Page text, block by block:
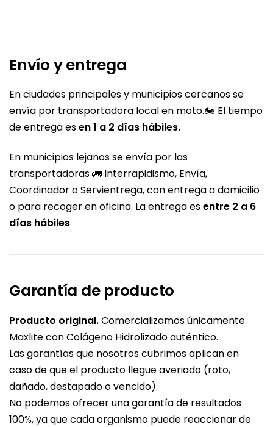
Envío y entrega
En ciudades principales y municipios cercanos se
envía por transportadora local en moto.🏍️ El tiempo
de entrega esen 1 a 2 días hábiles.
En municipios lejanos se envía por las
transportadoras 🚛 Interrapidismo, Envía,
Coordinador o Servientrega, con entrega a domicilio
o para recoger en oficina. La entrega esentre 2 a 6
días hábiles
Garantía de producto
Producto original.Comercializamos únicamente
Maxlite con Colágeno Hidrolizado auténtico.
Las garantías que nosotros cubrimos aplican en
caso de que el producto llegue averiado (roto,
dañado, destapado o vencido).
No podemos ofrecer una garantía de resultados
100%, ya que cada organismo puede reaccionar de